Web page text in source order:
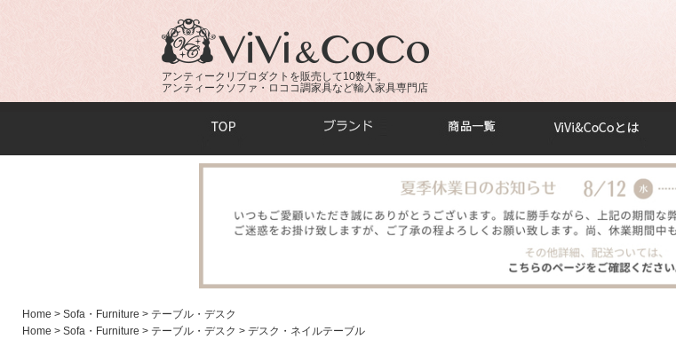
アンティークリプロダクトを販売して10数年。
アンティークソファ・ロココ調家具など輸入家具専門店
Home > Sofa・Furniture > テーブル・デスク
Home > Sofa・Furniture > テーブル・デスク > デスク・ネイルテーブル